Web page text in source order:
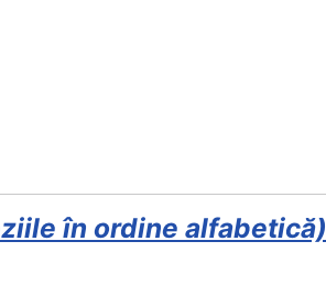
în ordine alfabetică)